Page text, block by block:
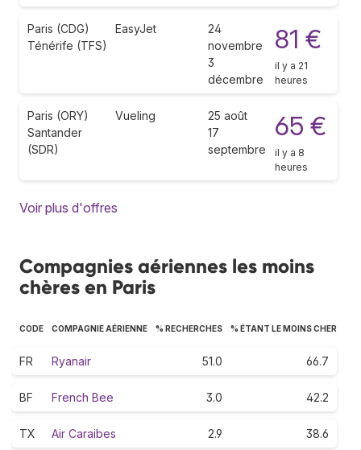
Paris (CDG)
Ténérife (TFS)
EasyJet
24
novembre
3
décembre
81 €
il y a 21
heures
Paris (ORY)
Santander
(SDR)
Vueling
25 août
17
septembre
65 €
il y a 8
heures
Voir plus d'offres
Compagnies aériennes les moins
chères en Paris
CODE COMPAGNIE AÉRIENNE % RECHERCHES % ÉTANT LE MOINS CHER
FR Ryanair 51.0 66.7
BF French Bee 3.0 42.2
TX Air Caraibes 2.9 38.6